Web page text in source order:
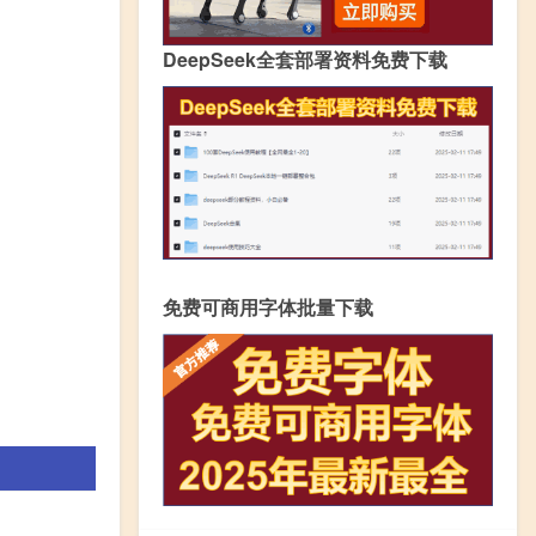
DeepSeek全套部署资料免费下载
免费可商用字体批量下载